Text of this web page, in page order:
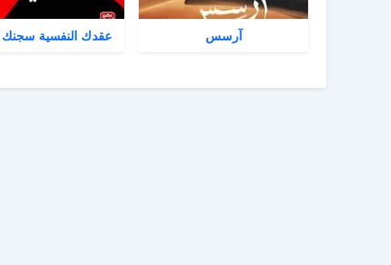
آرسس عقدك النفسية سجنك